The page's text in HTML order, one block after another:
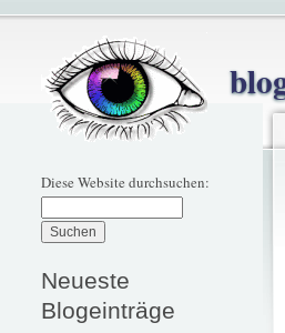
Diese Website durchsuchen:
Neueste
Blogeinträge